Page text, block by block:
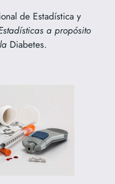
de Estadística y
a propósito
Diabetes.